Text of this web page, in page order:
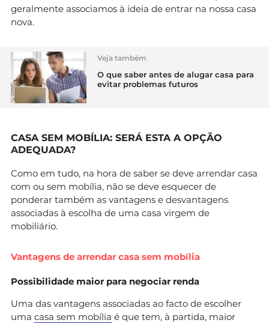
geralmente associamos à ideia de entrar na nossa casa
nova.
Veja também
O que saber antes de alugar casa para
evitar problemas futuros
CASA SEM MOBÍLIA: SERÁ ESTA A OPÇÃO
ADEQUADA?
Como em tudo, na hora de saber se deve arrendar casa
com ou sem mobília, não se deve esquecer de
ponderar também as vantagens e desvantagens
associadas à escolha de uma casa virgem de
mobiliário.
Vantagens de arrendar casa sem mobília
Possibilidade maior para negociar renda
Uma das vantagens associadas ao facto de escolher
uma casa sem mobília é que tem, à partida, maior